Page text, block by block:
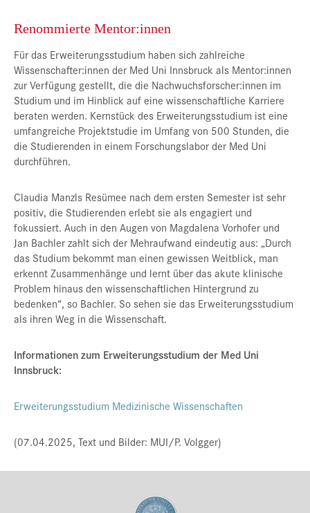
Renommierte Mentor:innen
Für das Erweiterungsstudium haben sich zahlreiche
Wissenschafter:innen der Med Uni Innsbruck als Mentor:innen
zur Verfügung gestellt, die die Nachwuchsforscher:innen im
Studium und im Hinblick auf eine wissenschaftliche Karriere
beraten werden. Kernstück des Erweiterungsstudium ist eine
umfangreiche Projektstudie im Umfang von 500 Stunden, die
die Studierenden in einem Forschungslabor der Med Uni
durchführen.
Claudia Manzls Resümee nach dem ersten Semester ist sehr
positiv, die Studierenden erlebt sie als engagiert und
fokussiert. Auch in den Augen von Magdalena Vorhofer und
Jan Bachler zahlt sich der Mehraufwand eindeutig aus: „Durch
das Studium bekommt man einen gewissen Weitblick, man
erkennt Zusammenhänge und lernt über das akute klinische
Problem hinaus den wissenschaftlichen Hintergrund zu
bedenken“, so Bachler. So sehen sie das Erweiterungsstudium
als ihren Weg in die Wissenschaft.
Informationen zum Erweiterungsstudium der Med Uni
Innsbruck:
Erweiterungsstudium Medizinische Wissenschaften
(07.04.2025, Text und Bilder: MUI/P. Volgger)